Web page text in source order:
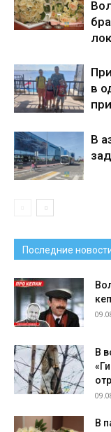
в
В
Последние
В
В